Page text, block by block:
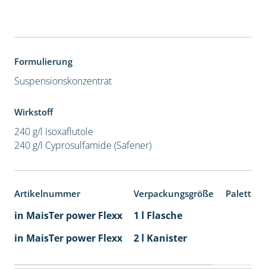
Formulierung
Suspensionskonzentrat
Wirkstoff
240 g/l Isoxaflutole
240 g/l Cyprosulfamide (Safener)
Artikelnummer Verpackungsgröße
in MaisTer power Flexx
1 l Flasche
in MaisTer power Flexx
2 l Kanister